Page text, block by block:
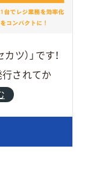
ツ）」です！
行されてか